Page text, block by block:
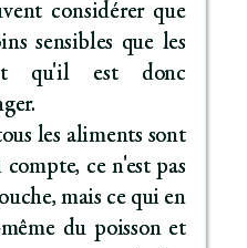
considérer que
sensibles que les
qu'il est donc
les aliments sont
ce n'est pas
mais ce qui en
du poisson et